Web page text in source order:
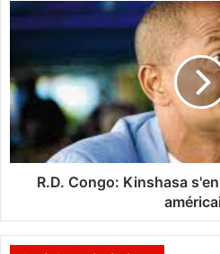
é
s
e
n
t
B
i
R
.
C
o
n
g
o
i
n
R.D. Congo: Kinshasa